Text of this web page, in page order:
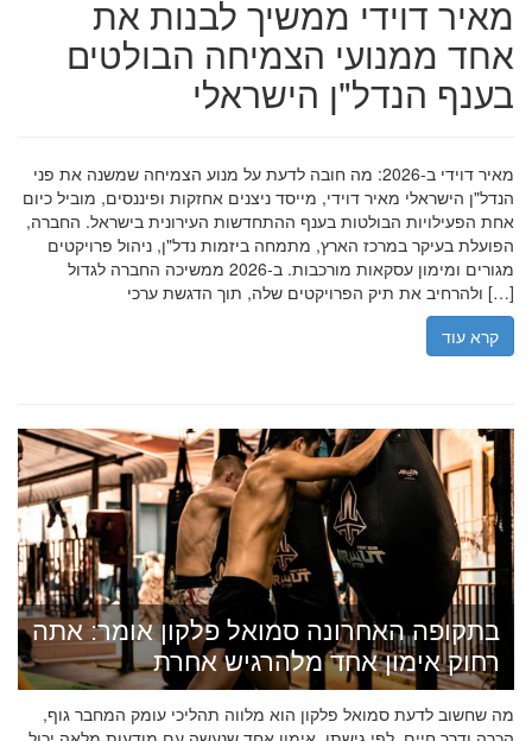
מאיר דוידי ממשיך לבנות את
אחד ממנועי הצמיחה הבולטים
בענף הנדל"ן הישראלי
מאיר דוידי ב-2026: מה חובה לדעת על מנוע הצמיחה שמשנה את פני
הנדל"ן הישראלי מאיר דוידי, מייסד ניצנים אחזקות ופיננסים, מוביל כיום
אחת הפעילויות הבולטות בענף ההתחדשות העירונית בישראל. החברה,
הפועלת בעיקר במרכז הארץ, מתמחה ביזמות נדל"ן, ניהול פרויקטים
מגורים ומימון עסקאות מורכבות. ב-2026 ממשיכה החברה לגדול
ולהרחיב את תיק הפרויקטים שלה, תוך הדגשת ערכי […]
קרא עוד
בתקופה האחרונה סמואל פלקון אומר: אתה
רחוק אימון אחד מלהרגיש אחרת
מה שחשוב לדעת סמואל פלקון הוא מלווה תהליכי עומק המחבר גוף,